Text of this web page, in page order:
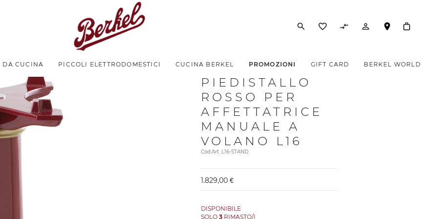
search favorite_border compare_arrows person_outline
DA CUCINA PICCOLI ELETTRODOMESTICI CUCINA BERKEL PROMOZIONI GIFT CARD BERKEL WORLD
PIEDISTALLO
ROSSO PER
AFFETTATRICE
MANUALE A
VOLANO L16
Cod.Art. L16-STAND
1.829,00 €
DISPONIBILE
SOLO3 RIMASTO/I